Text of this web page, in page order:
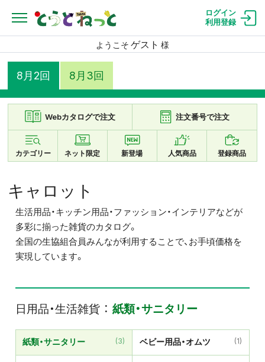
ログイン
利用登録
ようこそ ゲスト 様
8月2回 8月3回
Webカタログで注文 注文番号で注文
カテゴリー ネット限定 新登場 人気商品 登録商品
キャロット
生活用品・キッチン用品・ファッション・インテリアなどが
多彩に揃った雑貨のカタログ。
全国の生協組合員みんなが利用することで、お手頃価格を
実現しています。
日用品・生活雑貨 紙類・サニタリー
紙類・サニタリー (3) ベビー用品・オムツ (1)